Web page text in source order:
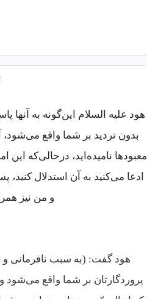
هود علیه السلام این‌گونه به
بدون تردید بر شما واقع می‌شود،
معبودها نامیده‌اید، درحالی‌که این
ادعا می‌کنید به آن استدلال
و من نیز
هود گفت: (به سبب نافرمانی
پروردگارتان بر شما واقع می‌شود